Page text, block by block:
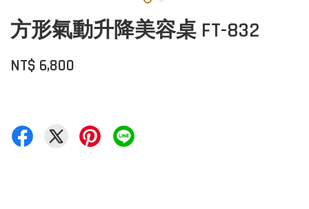
方形氣動升降美容桌 FT-832
NT$ 6,800